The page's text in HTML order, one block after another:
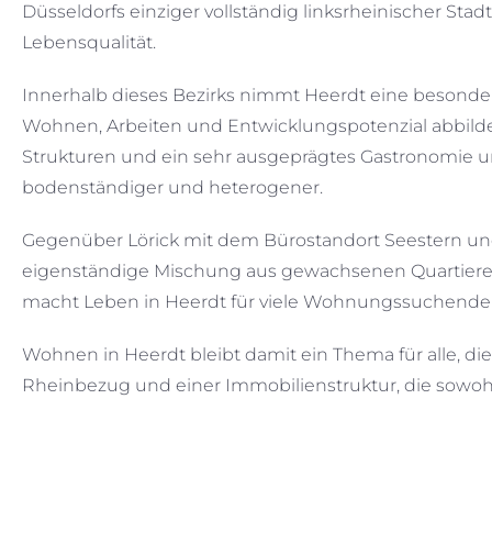
Düsseldorfs einziger vollständig linksrheinischer
Lebensqualität.
Innerhalb dieses Bezirks nimmt Heerdt eine
Wohnen, Arbeiten und Entwicklungspotenzial
Strukturen und ein sehr ausgeprägtes Gastronomie
bodenständiger und heterogener.
Gegenüber Lörick mit dem Bürostandort Seestern
eigenständige Mischung aus gewachsenen
macht Leben in Heerdt für viele
Wohnen in Heerdt bleibt damit ein Thema für alle,
Rheinbezug und einer Immobilienstruktur, die